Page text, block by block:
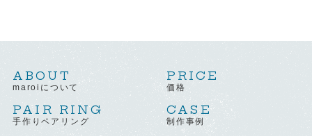
ABOUT
maroiについて
PAIR RING
手作りペアリング
PRICE
価格
CASE
制作事例